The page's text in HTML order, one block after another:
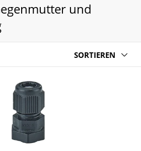
und
SORTIEREN